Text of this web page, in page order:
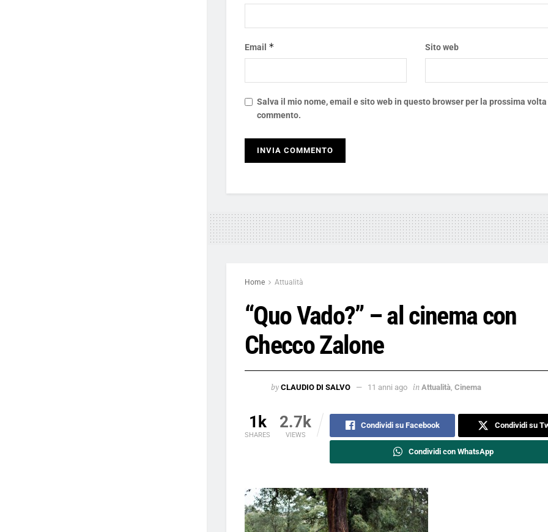
Email * Sito web
Salva il mio nome, email e sito web in questo browser per la prossima
commento.
Home Attualità
“Quo Vado?” – al cinema con
Checco Zalone
by CLAUDIO DI SALVO 11 anni ago in Attualità Cinema
1k
SHARES
2.7k
VIEWS
Condividi su Facebook Condividi su
Condividi con WhatsApp